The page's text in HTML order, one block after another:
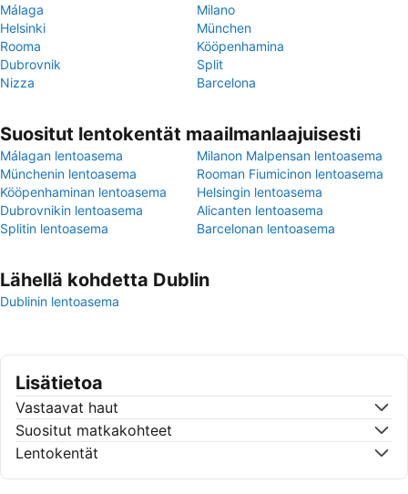
Málaga
Milano
Helsinki
München
Rooma
Kööpenhamina
Dubrovnik
Split
Nizza
Barcelona
Suositut lentokentät maailmanlaajuisesti
Málagan lentoasema
Milanon Malpensan lentoasema
Münchenin lentoasema
Rooman Fiumicinon lentoasema
Kööpenhaminan lentoasema
Helsingin lentoasema
Dubrovnikin lentoasema
Alicanten lentoasema
Splitin lentoasema
Barcelonan lentoasema
Lähellä kohdetta Dublin
Dublinin lentoasema
Lisätietoa
Vastaavat haut
Suositut matkakohteet
Lentokentät